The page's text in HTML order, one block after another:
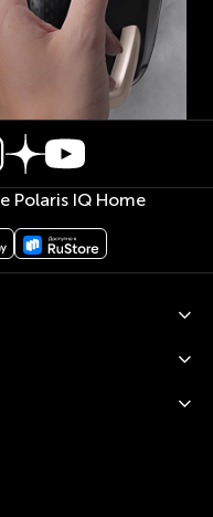
Polaris IQ Home